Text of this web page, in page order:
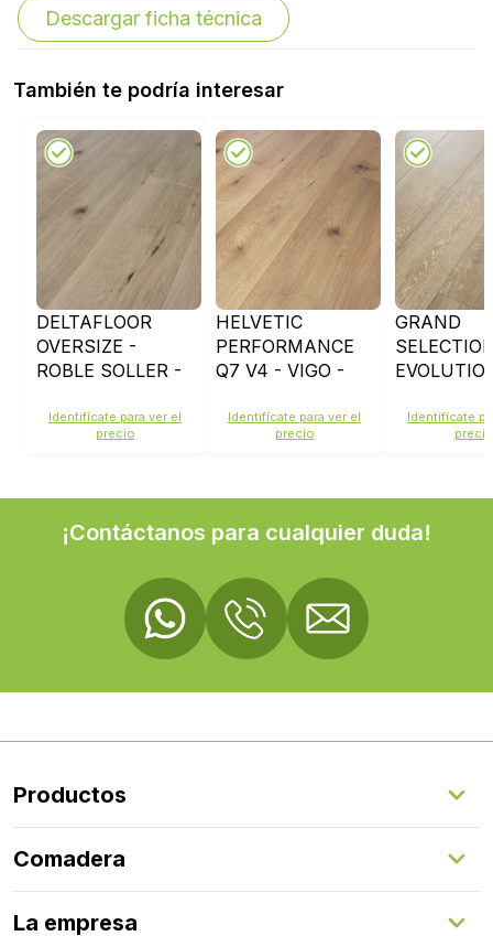
Descargar ficha técnica
También te podría interesar
DELTAFLOOR
OVERSIZE -
ROBLE SOLLER -
Identifícate para ver el
precio
HELVETIC
PERFORMANCE
Q7 V4 - VIGO -
Identifícate para ver el
precio
GRAND
OAK -
Identifícate
precio
¡Contáctanos para cualquier duda!
Productos
Suelos Exteriores
Revestimientos Exteriores
Revestimientos Interiores
Comadera
Gestión de servicios
La empresa